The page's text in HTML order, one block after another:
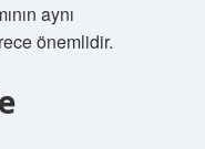
aynı
önemlidir.